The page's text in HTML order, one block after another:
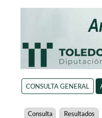
CONSULTA GENERAL
Consulta Resultados